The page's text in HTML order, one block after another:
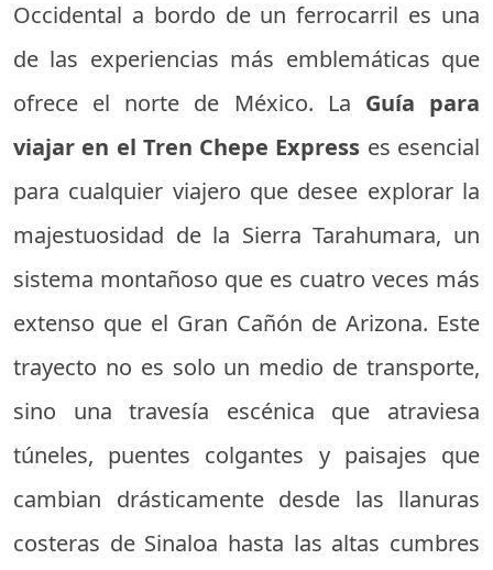
Occidental a bordo de un ferrocarril es una
de las experiencias más emblemáticas que
ofrece el norte de México. La Guía para
viajar en el Tren Chepe Express es esencial
para cualquier viajero que desee explorar la
majestuosidad de la Sierra Tarahumara, un
sistema montañoso que es cuatro veces más
extenso que el Gran Cañón de Arizona. Este
trayecto no es solo un medio de transporte,
sino una travesía escénica que atraviesa
túneles, puentes colgantes y paisajes que
cambian drásticamente desde las llanuras
costeras de Sinaloa hasta las altas cumbres